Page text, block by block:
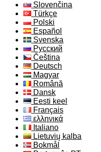
Slovenčina
Türkçe
Polski
Español
Svenska
Русский
Čeština
Deutsch
Magyar
Română
Dansk
Eesti keel
Français
ελληνικά
Italiano
Lietuvių kalba
Bokmål